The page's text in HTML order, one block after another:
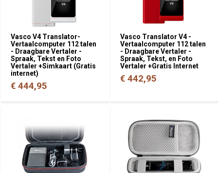
Vasco V4 Translator-
Vertaalcomputer 112 talen
- Draagbare Vertaler -
Spraak, Tekst en Foto
Vertaler +Simkaart (Gratis
internet)
€ 444,95
Vasco Translator V4 -
Vertaalcomputer 112 talen
- Draagbare Vertaler -
Spraak, Tekst, en Foto
Vertaler +Gratis Internet
€ 442,95